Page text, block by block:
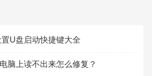
置U盘启动快捷键大全
脑上读不出来怎么修复？